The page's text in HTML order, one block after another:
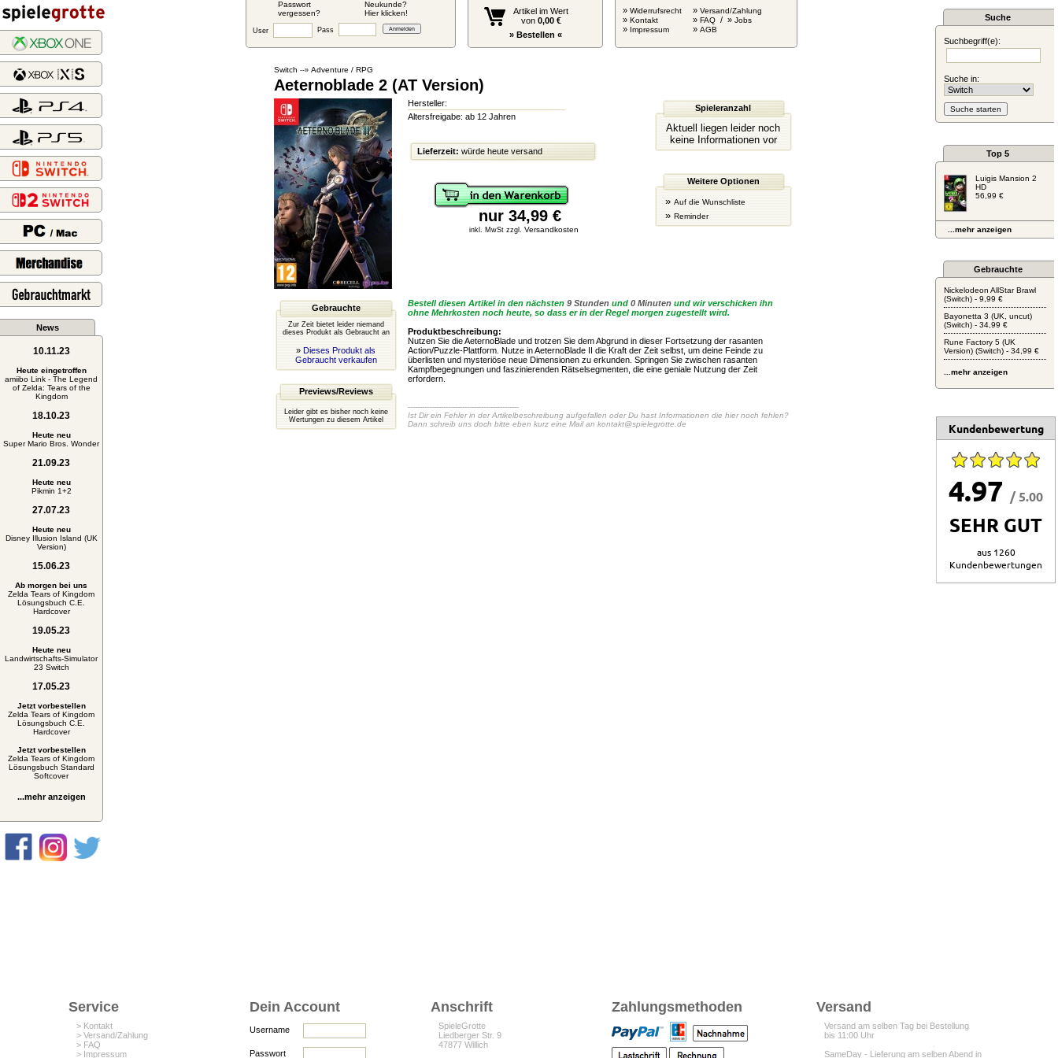
Passwort
vergessen?
Neukunde?
Hier klicken!
User Pass
Artikel im Wert
von 0,00 €
» Bestellen «
» Widerrufsrecht
» Kontakt
» Impressum
» Versand/Zahlung
» FAQ / » Jobs
» AGB
News
10.11.23
Heute eingetroffen
amiibo Link - The Legend
of Zelda: Tears of the
Kingdom
18.10.23
Heute neu
Super Mario Bros. Wonder
21.09.23
Heute neu
Pikmin 1+2
27.07.23
Heute neu
Disney Illusion Island (UK
Version)
15.06.23
Ab morgen bei uns
Zelda Tears of Kingdom
Lösungsbuch C.E.
Hardcover
19.05.23
Heute neu
Landwirtschafts-Simulator
23 Switch
17.05.23
Jetzt vorbestellen
Zelda Tears of Kingdom
Lösungsbuch C.E.
Hardcover
Jetzt vorbestellen
Zelda Tears of Kingdom
Lösungsbuch Standard
Softcover
...mehr anzeigen
Switch --» Adventure / RPG
Aeternoblade 2 (AT Version)
Hersteller:
Altersfreigabe: ab 12 Jahren
Lieferzeit: würde heute versand
nur 34,99 €
inkl. MwSt zzgl. Versandkosten
Spieleranzahl
Aktuell liegen leider noch
keine Informationen vor
Weitere Optionen
» Auf die Wunschliste
» Reminder
Gebrauchte
Zur Zeit bietet leider niemand
dieses Produkt als Gebraucht an
» Dieses Produkt als
Gebraucht verkaufen
Previews/Reviews
Leider gibt es bisher noch keine
Wertungen zu diesem Artikel
Bestell diesen Artikel in den nächsten9 Stunden und0 Minuten und wir verschicken ihn
ohne Mehrkosten noch heute, so dass er in der Regel morgen zugestellt wird.
Produktbeschreibung:
Nutzen Sie die AeternoBlade und trotzen Sie dem Abgrund in dieser Fortsetzung der rasanten
Action/Puzzle-Plattform. Nutze in AeternoBlade II die Kraft der Zeit selbst, um deine Feinde zu
überlisten und mysteriöse neue Dimensionen zu erkunden. Springen Sie zwischen rasanten
Kampfbegegnungen und faszinierenden Rätselsegmenten, die eine geniale Nutzung der Zeit
erfordern.
-----------------------------------------------
Ist Dir ein Fehler in der Artikelbeschreibung aufgefallen oder Du hast Informationen die hier noch fehlen?
Dann schreib uns doch bitte eben kurz eine Mail an kontakt@spielegrotte.de
Suche
Suchbegriff(e):
Suche in:
Top 5
Luigis Mansion 2
HD
56,99 €
...mehr anzeigen
Gebrauchte
Nickelodeon AllStar Brawl
(Switch) - 9,99 €
Bayonetta 3 (UK, uncut)
(Switch) - 34,99 €
Rune Factory 5 (UK
Version) (Switch) - 34,99 €
...mehr anzeigen
Kundenbewertung
4.97 / 5.00
SEHR GUT
aus 1260
Kundenbewertungen
Service
> Kontakt
> Versand/Zahlung
> FAQ
> Impressum
Dein Account
Username
Passwort
Anschrift
SpieleGrotte
Liedberger Str. 9
47877 Willich
Zahlungsmethoden Versand
Versand am selben Tag bei Bestellung
bis 11:00 Uhr
SameDay - Lieferung am selben Abend in